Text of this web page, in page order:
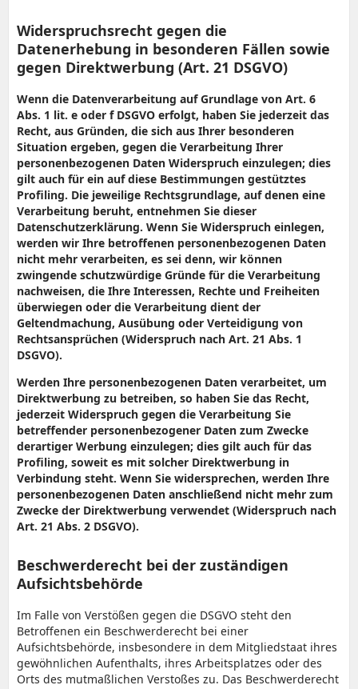
Widerspruchsrecht gegen die
Datenerhebung in besonderen Fällen sowie
gegen Direktwerbung (Art. 21 DSGVO)
Wenn die Datenverarbeitung auf Grundlage von Art. 6
Abs. 1 lit. e oder f DSGVO erfolgt, haben Sie jederzeit das
Recht, aus Gründen, die sich aus Ihrer besonderen
Situation ergeben, gegen die Verarbeitung Ihrer
personenbezogenen Daten Widerspruch einzulegen; dies
gilt auch für ein auf diese Bestimmungen gestütztes
Profiling. Die jeweilige Rechtsgrundlage, auf denen eine
Verarbeitung beruht, entnehmen Sie dieser
Datenschutzerklärung. Wenn Sie Widerspruch einlegen,
werden wir Ihre betroffenen personenbezogenen Daten
nicht mehr verarbeiten, es sei denn, wir können
zwingende schutzwürdige Gründe für die Verarbeitung
nachweisen, die Ihre Interessen, Rechte und Freiheiten
überwiegen oder die Verarbeitung dient der
Geltendmachung, Ausübung oder Verteidigung von
Rechtsansprüchen (Widerspruch nach Art. 21 Abs. 1
DSGVO).
Werden Ihre personenbezogenen Daten verarbeitet, um
Direktwerbung zu betreiben, so haben Sie das Recht,
jederzeit Widerspruch gegen die Verarbeitung Sie
betreffender personenbezogener Daten zum Zwecke
derartiger Werbung einzulegen; dies gilt auch für das
Profiling, soweit es mit solcher Direktwerbung in
Verbindung steht. Wenn Sie widersprechen, werden Ihre
personenbezogenen Daten anschließend nicht mehr zum
Zwecke der Direktwerbung verwendet (Widerspruch nach
Art. 21 Abs. 2 DSGVO).
Beschwerderecht bei der zuständigen
Aufsichtsbehörde
Im Falle von Verstößen gegen die DSGVO steht den
Betroffenen ein Beschwerderecht bei einer
Aufsichtsbehörde, insbesondere in dem Mitgliedstaat ihres
gewöhnlichen Aufenthalts, ihres Arbeitsplatzes oder des
Orts des mutmaßlichen Verstoßes zu. Das Beschwerderecht